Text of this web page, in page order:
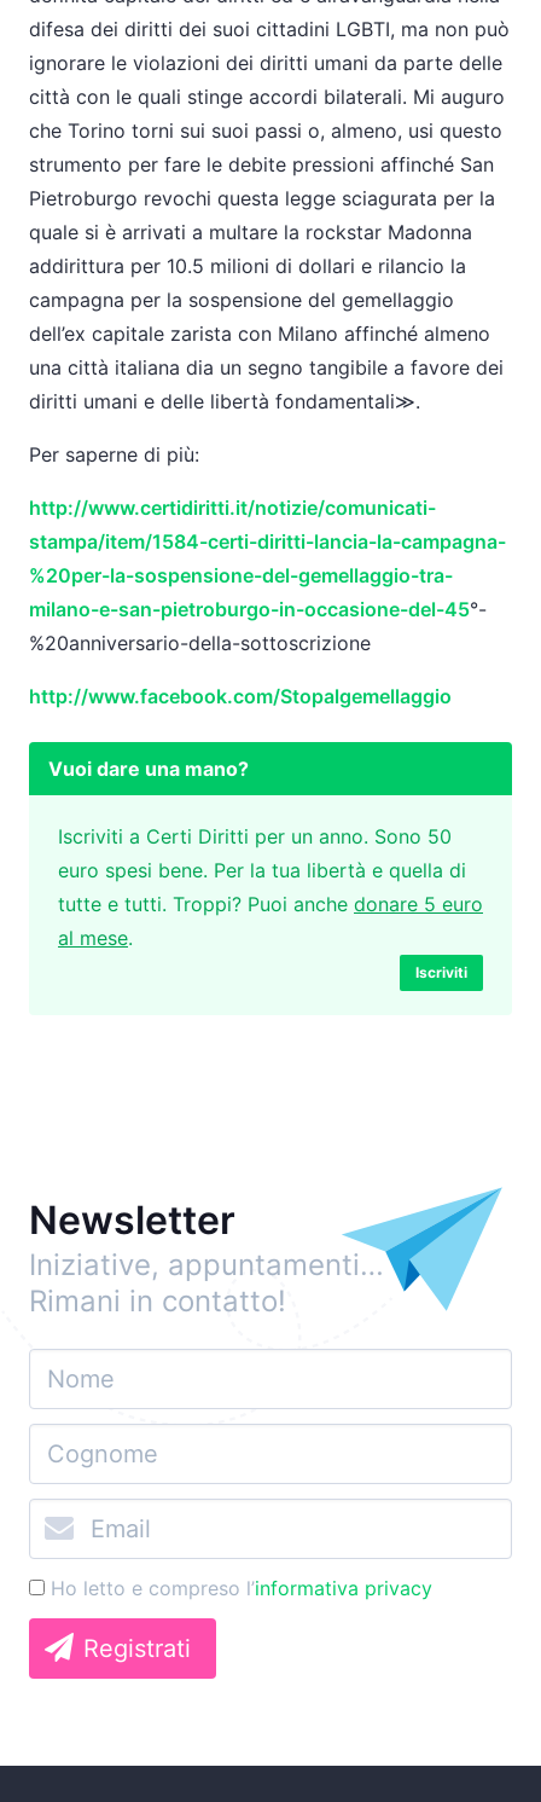
difesa dei diritti dei suoi cittadini LGBTI, ma non può
ignorare le violazioni dei diritti umani da parte delle
città con le quali stinge accordi bilaterali. Mi auguro
che Torino torni sui suoi passi o, almeno, usi questo
strumento per fare le debite pressioni affinché San
Pietroburgo revochi questa legge sciagurata per la
quale si è arrivati a multare la rockstar Madonna
addirittura per 10.5 milioni di dollari e rilancio la
campagna per la sospensione del gemellaggio
dell’ex capitale zarista con Milano affinché almeno
una città italiana dia un segno tangibile a favore dei
diritti umani e delle libertà fondamentali≫.
Per saperne di più:
http://www.certidiritti.it/notizie/comunicati-
stampa/item/1584-certi-diritti-lancia-la-campagna-
%20per-la-sospensione-del-gemellaggio-tra-
milano-e-san-pietroburgo-in-occasione-del-45°-
%20anniversario-della-sottoscrizione
http://www.facebook.com/Stopalgemellaggio
Vuoi dare una mano?
Iscriviti a Certi Diritti per un anno. Sono 50
euro spesi bene. Per la tua libertà e quella di
tutte e tutti. Troppi? Puoi anche donare 5 euro
al mese.
Iscriviti
Newsletter
Iniziative, appuntamenti…
Rimani in contatto!
Ho letto e compreso l’informativa privacy
Registrati